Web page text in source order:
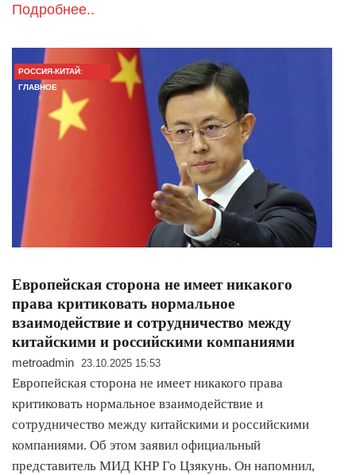
Подробнее..
РОССИЯ-КИТАЙ:
ГЛАВНОЕ
Европейская сторона не имеет никакого
права критиковать нормальное
взаимодействие и сотрудничество между
китайскими и российскими компаниями
metroadmin 23.10.2025 15:53
Европейская сторона не имеет никакого права
критиковать нормальное взаимодействие и
сотрудничество между китайскими и российскими
компаниями. Об этом заявил официальный
представитель МИД КНР Го Цзякунь. Он напомнил,